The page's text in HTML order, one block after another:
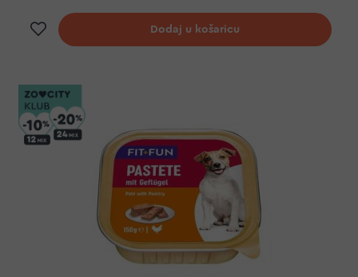
Dodaj na listu želja
Dodaj u košaricu